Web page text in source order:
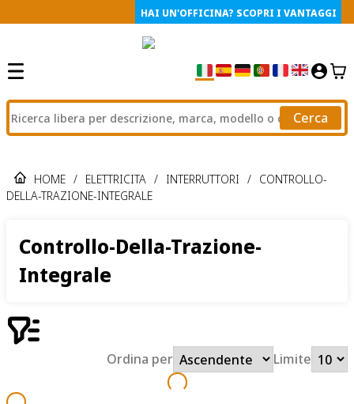
HAI UN'OFFICINA? SCOPRI I VANTAGGI
Cerca
HOME / ELETTRICITA / INTERRUTTORI / CONTROLLO-
DELLA-TRAZIONE-INTEGRALE
Controllo-Della-Trazione-
Integrale
Ordina per Limite